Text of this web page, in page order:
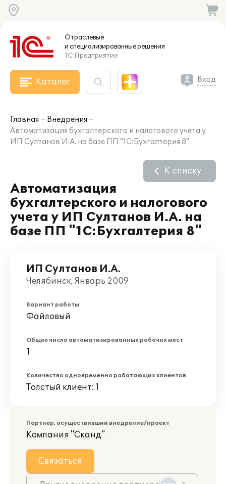
Отраслевые
и специализированныерешения
1С:Предприятие
Каталог Вход
Главная
Внедрения
Автоматизация бухгалтерского и налогового учета у
ИП Султанов И.А. на базе ПП "1С:Бухгалтерия 8"
Автоматизация
бухгалтерского и налогового
учета у ИП Султанов И.А. на
базе ПП "1С:Бухгалтерия 8"
К списку
ИП Султанов И.А.
Челябинск, Январь 2009
Вариант работы
Файловый
Общее число автоматизированных рабочих мест
1
Количество одновременно работающих клиентов
Толстый клиент: 1
Партнер, осуществивший внедрение/проект
Компания "Сканд"
Связаться